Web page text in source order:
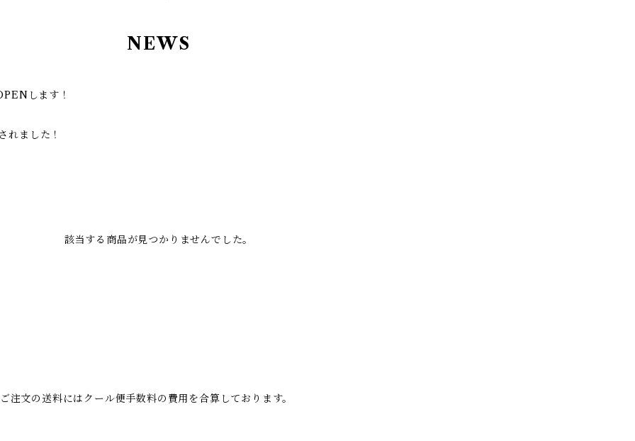
NEWS
します！
ました！
該当する商品が見つかりませんでした。
文の送料にはクール便手数料の費用を合算しております。